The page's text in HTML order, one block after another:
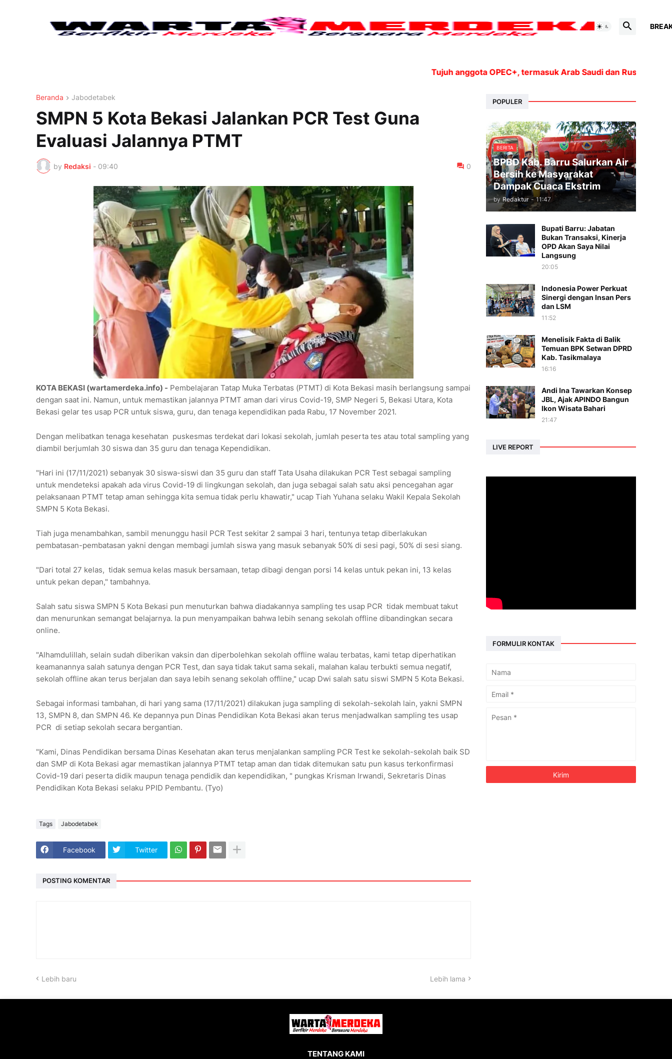
Tujuh anggota OPEC+, termasuk Arab Saudi dan Rusia, akan
Beranda Jabodetabek
SMPN 5 Kota Bekasi Jalankan PCR Test Guna
Evaluasi Jalannya PTMT
by Redaksi - 09:40 0
KOTA BEKASI (wartamerdeka.info) - Pembelajaran Tatap Muka Terbatas (PTMT) di Kota Bekasi masih berlangsung sampai
dengan saat ini. Namun, untuk memastikan jalannya PTMT aman dari virus Covid-19, SMP Negeri 5, Bekasi Utara, Kota
Bekasi gelar tes usap PCR untuk siswa, guru, dan tenaga kependidikan pada Rabu, 17 November 2021.
Dengan melibatkan tenaga kesehatan puskesmas terdekat dari lokasi sekolah, jumlah peserta tes atau total sampling yang
diambil berjumlah 30 siswa dan 35 guru dan tenaga Kependidikan.
"Hari ini (17/11/2021) sebanyak 30 siswa-siswi dan 35 guru dan staff Tata Usaha dilakukan PCR Test sebagai sampling
untuk mendeteksi apakah ada virus Covid-19 di lingkungan sekolah, dan juga sebagai salah satu aksi pencegahan agar
pelaksanaan PTMT tetap aman sehingga kita semua tidak perlu khawatir," ucap Tiah Yuhana selaku Wakil Kepala Sekolah
SMPN 5 Kota Bekasi.
Tiah juga menambahkan, sambil menunggu hasil PCR Test sekitar 2 sampai 3 hari, tentunya tetap diberlakukan
pembatasan-pembatasan yakni dengan membagi jumlah siswa yang masuk sebanyak 50% di sesi pagi, 50% di sesi siang.
"Dari total 27 kelas, tidak semua kelas masuk bersamaan, tetap dibagi dengan porsi 14 kelas untuk pekan ini, 13 kelas
untuk pekan depan," tambahnya.
Salah satu siswa SMPN 5 Kota Bekasi pun menuturkan bahwa diadakannya sampling tes usap PCR tidak membuat takut
dan menurunkan semangat belajarnya. Ia pun menyampaikan bahwa lebih senang sekolah offline dibandingkan secara
online.
"Alhamdulillah, selain sudah diberikan vaksin dan diperbolehkan sekolah offline walau terbatas, kami tetap diperhatikan
keamanannya salah satunya dengan PCR Test, dan saya tidak takut sama sekali, malahan kalau terbukti semua negatif,
sekolah offline akan terus berjalan dan saya lebih senang sekolah offline," ucap Dwi salah satu siswi SMPN 5 Kota Bekasi.
Sebagai informasi tambahan, di hari yang sama (17/11/2021) dilakukan juga sampling di sekolah-sekolah lain, yakni SMPN
13, SMPN 8, dan SMPN 46. Ke depannya pun Dinas Pendidikan Kota Bekasi akan terus menjadwalkan sampling tes usap
PCR di setiap sekolah secara bergantian.
"Kami, Dinas Pendidikan bersama Dinas Kesehatan akan terus menjalankan sampling PCR Test ke sekolah-sekolah baik SD
dan SMP di Kota Bekasi agar memastikan jalannya PTMT tetap aman dan tidak ditemukan satu pun kasus terkonfirmasi
Covid-19 dari peserta didik maupun tenaga pendidik dan kependidikan, " pungkas Krisman Irwandi, Sekretaris Dinas
Pendidikan Kota Bekasi selaku PPID Pembantu. (Tyo)
Tags Jabodetabek
Facebook Twitter
POSTING KOMENTAR
Lebih baru Lebih lama
POPULER
BERITA
BPBD Kab. Barru Salurkan Air
Bersih ke Masyarakat
Dampak Cuaca Ekstrim
by Redaktur - 11:47
Bupati Barru: Jabatan
Bukan Transaksi, Kinerja
OPD Akan Saya Nilai
Langsung
20:05
Indonesia Power Perkuat
Sinergi dengan Insan Pers
dan LSM
11:52
Menelisik Fakta di Balik
Temuan BPK Setwan DPRD
Kab. Tasikmalaya
16:16
Andi Ina Tawarkan Konsep
JBL, Ajak APINDO Bangun
Ikon Wisata Bahari
21:47
LIVE REPORT
FORMULIR KONTAK
TENTANG KAMI